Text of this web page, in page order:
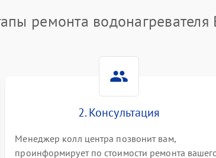
ремонта водонагревателя
2. Консультация
Менеджер колл центра позвонит вам,
проинформирует по стоимости ремонта